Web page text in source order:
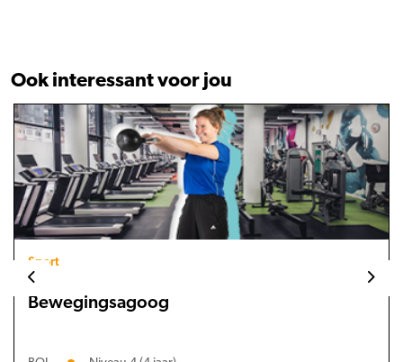
Ook interessant voor jou
Sport
Bewegingsagoog